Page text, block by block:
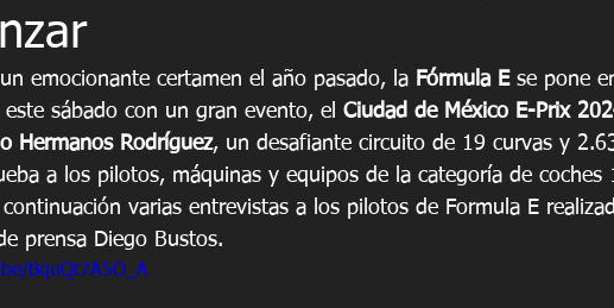
emocionante certamen el año pasado, la Fórmula E se pone
este sábado con un gran evento, el Ciudad de México E-Prix
Hermanos Rodríguez, un desafiante circuito de 19 curvas y
a los pilotos, máquinas y equipos de la categoría de coches
varias entrevistas a los pilotos de Formula E
prensa Diego Bustos.
BquQt7A5O_A